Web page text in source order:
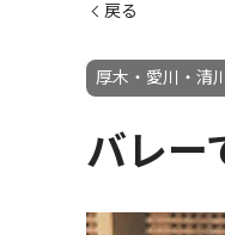
戻る
厚木・愛川・清川
バレー